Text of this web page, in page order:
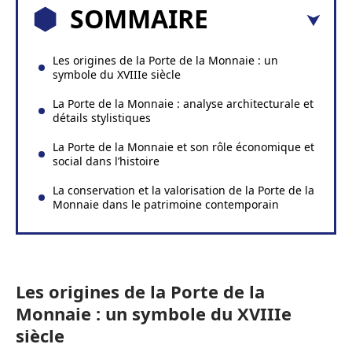
SOMMAIRE
Les origines de la Porte de la Monnaie : un
symbole du XVIIIe siècle
La Porte de la Monnaie : analyse architecturale et
détails stylistiques
La Porte de la Monnaie et son rôle économique et
social dans l’histoire
La conservation et la valorisation de la Porte de la
Monnaie dans le patrimoine contemporain
Les origines de la Porte de la
Monnaie : un symbole du XVIIIe
siècle